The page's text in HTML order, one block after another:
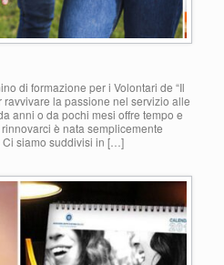
di formazione per i Volontari de “Il
ravvivare la passione nel servizio alle
anni o da pochi mesi offre tempo e
è nata semplicemente
Ci siamo suddivisi in […]